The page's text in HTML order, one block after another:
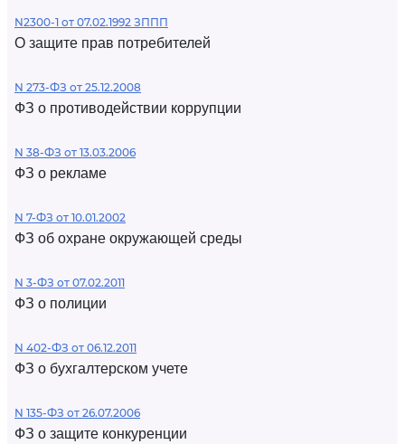
N2300-1 от 07.02.1992 ЗППП
О защите прав потребителей
N 273-ФЗ от 25.12.2008
ФЗ о противодействии коррупции
N 38-ФЗ от 13.03.2006
ФЗ о рекламе
N 7-ФЗ от 10.01.2002
ФЗ об охране окружающей среды
N 3-ФЗ от 07.02.2011
ФЗ о полиции
N 402-ФЗ от 06.12.2011
ФЗ о бухгалтерском учете
N 135-ФЗ от 26.07.2006
ФЗ о защите конкуренции